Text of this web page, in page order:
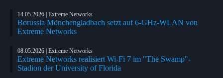
14.05.2026 | Extreme Networks
Borussia Mönchengladbach setzt auf 6-GHz-WLAN von
Extreme Networks
08.05.2026 | Extreme Networks
Extreme Networks realisiert Wi-Fi 7 im "The Swamp"-
Stadion der University of Florida